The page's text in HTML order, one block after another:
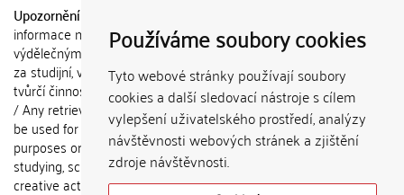
Používáme soubory cookies
Tyto webové stránky používají soubory
cookies a další sledovací nástroje s cílem
vylepšení uživatelského prostředí, analýzy
návštěvnosti webových stránek a zjištění
zdroje návštěvnosti.
Upozornění / Notice:
informace nemohou být použity k
výdělečným účelům nebo vydávány
za studijní, vědeckou nebo jinou
tvůrčí činnost jiné osoby než autora.
/ Any retrieved information shall not
be used for any commercial
purposes or claimed as results of
studying, scientific or any other
creative activities of any person